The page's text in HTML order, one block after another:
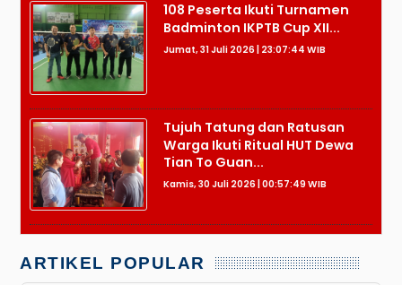
108 Peserta Ikuti Turnamen
Badminton IKPTB Cup XII...
Jumat, 31 Juli 2026 | 23:07:44 WIB
Tujuh Tatung dan Ratusan
Warga Ikuti Ritual HUT Dewa
Tian To Guan...
Kamis, 30 Juli 2026 | 00:57:49 WIB
ARTIKEL POPULAR